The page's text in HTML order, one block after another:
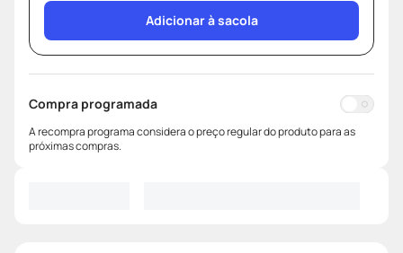
Adicionar à sacola
Compra programada
A recompra programa considera o preço regular do produto para as
próximas compras.